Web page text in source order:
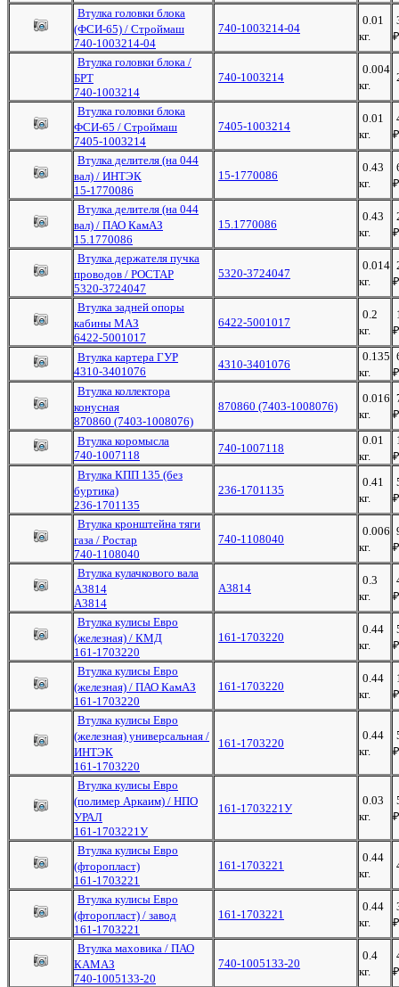
Втулка головки блока
(ФСИ-65) / Строймаш
740-1003214-04
740-1003214-04
0.01
кг.
₽
Втулка головки блока /
БРТ
740-1003214
740-1003214
0.004
кг.
Втулка головки блока
ФСИ-65 / Строймаш
7405-1003214
7405-1003214
0.01
кг.
₽
Втулка делителя (на 044
вал) / ИНТЭК
15-1770086
15-1770086
0.43
кг.
₽
Втулка делителя (на 044
вал) / ПАО КамАЗ
15.1770086
15.1770086
0.43
кг.
₽
Втулка держателя пучка
проводов / РОСТАР
5320-3724047
5320-3724047
0.014
кг.
₽
Втулка задней опоры
кабины МАЗ
6422-5001017
6422-5001017
0.2
кг.
₽
Втулка картера ГУР
4310-3401076
4310-3401076
0.135
кг.
₽
Втулка коллектора
конусная
870860 (7403-1008076)
870860 (7403-1008076)
0.016
кг.
₽
Втулка коромысла
740-1007118
740-1007118
0.01
кг.
₽
Втулка КПП 135 (без
буртика)
236-1701135
236-1701135
0.41
кг.
₽
Втулка кронштейна тяги
газа / Ростар
740-1108040
740-1108040
0.006
кг.
₽
Втулка кулачкового вала
А3814
А3814
А3814
0.3
кг.
₽
Втулка кулисы Евро
(железная) / КМД
161-1703220
161-1703220
0.44
кг.
₽
Втулка кулисы Евро
(железная) / ПАО КамАЗ
161-1703220
161-1703220
0.44
кг.
₽
Втулка кулисы Евро
(железная) универсальная /
ИНТЭК
161-1703220
161-1703220
0.44
кг.
₽
Втулка кулисы Евро
(полимер Аркаим) / НПО
УРАЛ
161-1703221У
161-1703221У
0.03
кг.
₽
Втулка кулисы Евро
(фторопласт)
161-1703221
161-1703221
0.44
кг.
Втулка кулисы Евро
(фторопласт) / завод
161-1703221
161-1703221
0.44
кг.
₽
Втулка маховика / ПАО
КАМАЗ
740-1005133-20
740-1005133-20
0.4
кг.
₽